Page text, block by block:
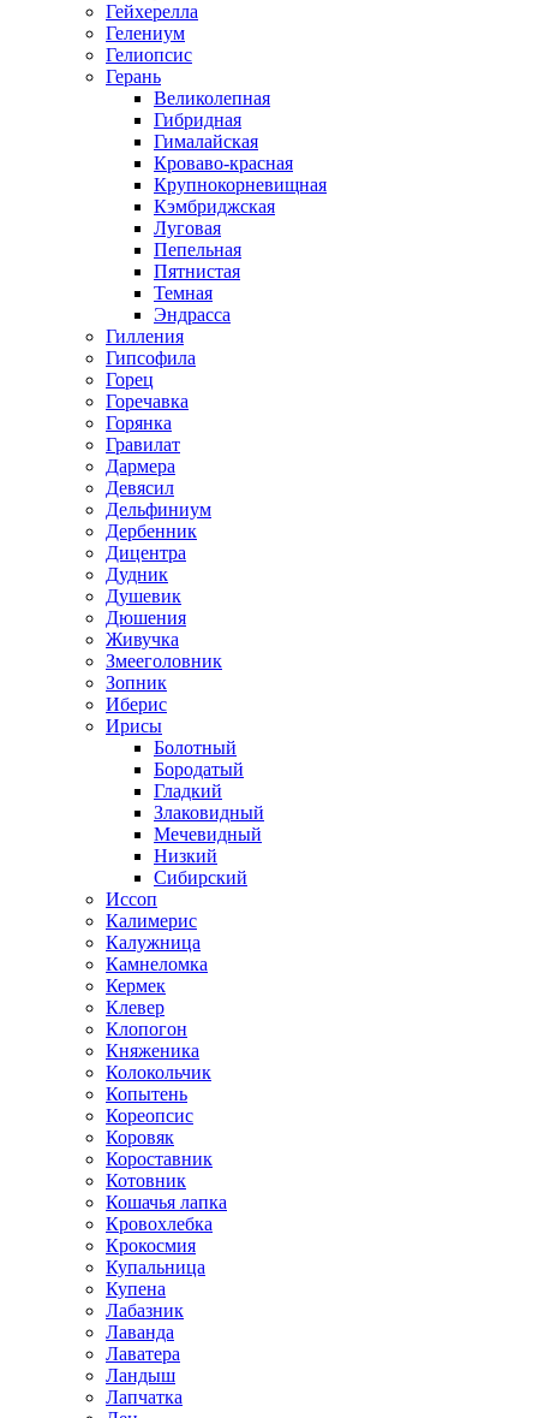
Гейхерелла
Гелениум
Гелиопсис
Герань
Великолепная
Гибридная
Гималайская
Кроваво-красная
Крупнокорневищная
Кэмбриджская
Луговая
Пепельная
Пятнистая
Темная
Эндрасса
Гилления
Гипсофила
Горец
Горечавка
Горянка
Гравилат
Дармера
Девясил
Дельфиниум
Дербенник
Дицентра
Дудник
Душевик
Дюшения
Живучка
Змееголовник
Зопник
Иберис
Ирисы
Болотный
Бородатый
Гладкий
Злаковидный
Мечевидный
Низкий
Сибирский
Иссоп
Калимерис
Калужница
Камнеломка
Кермек
Клевер
Клопогон
Княженика
Колокольчик
Копытень
Кореопсис
Коровяк
Короставник
Котовник
Кошачья лапка
Кровохлебка
Крокосмия
Купальница
Купена
Лабазник
Лаванда
Лаватера
Ландыш
Лапчатка